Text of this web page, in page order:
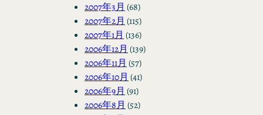
2007年3月 (68)
2007年2月 (115)
2007年1月 (136)
2006年12月 (139)
2006年11月 (57)
2006年10月 (41)
2006年9月 (91)
2006年8月 (52)